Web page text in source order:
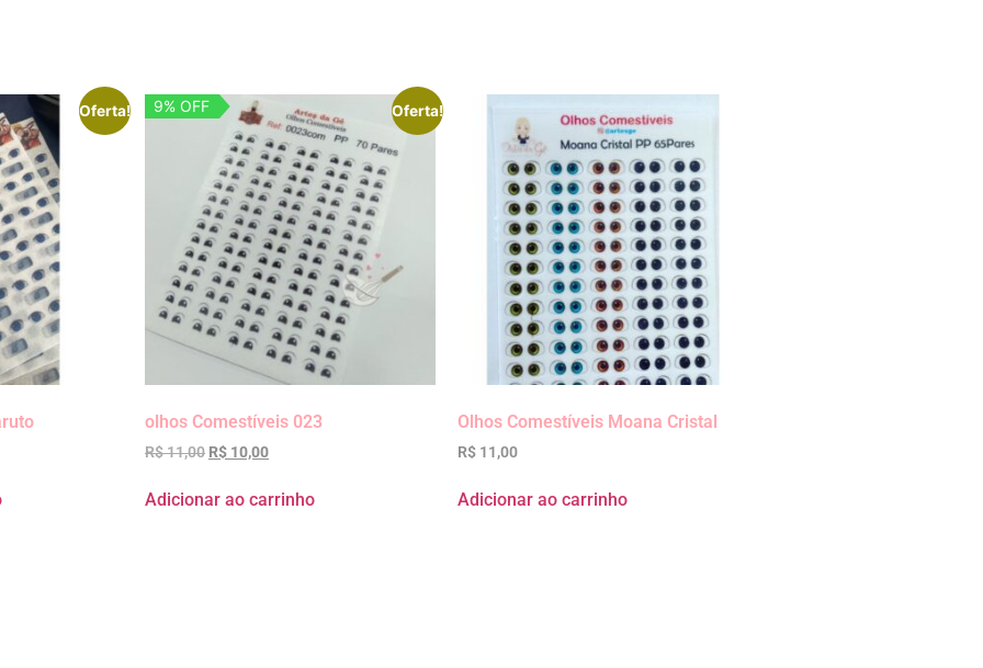
Oferta! Oferta!
9% OFF
olhos Comestíveis 023
R$11,00 R$ 10,00
Adicionar ao carrinho
Olhos Comestíveis Moana Cristal
R$ 11,00
Adicionar ao carrinho